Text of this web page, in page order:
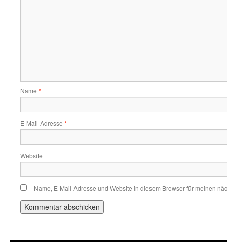
Name *
E-Mail-Adresse *
Website
Name, E-Mail-Adresse und Website in diesem Browser für meinen